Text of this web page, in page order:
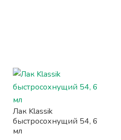
Лак Klassik
быстросохнущий 54, 6
мл